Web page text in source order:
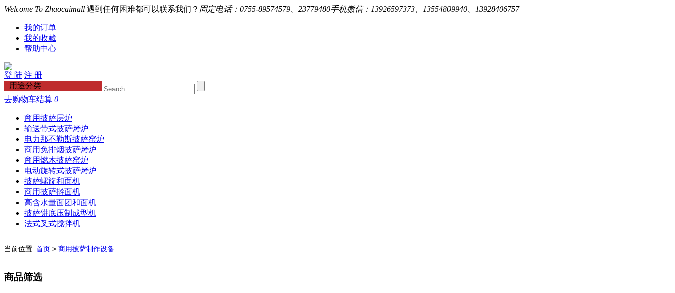
Welcome To Zhaocaimall 遇到任何困难都可以联系我们？ 固定电话：0755-89574579、23779480手机微信：13926597373、13554809940、13928406757
我的订单|
我的收藏|
帮助中心
登 陆 注 册
用途分类
去购物车结算 0
商用披萨层炉
输送带式披萨烤炉
电力那不勒斯披萨窑炉
商用免排烟披萨烤炉
商用燃木披萨窑炉
电动旋转式披萨烤炉
披萨螺旋和面机
商用披萨擀面机
高含水量面团和面机
披萨饼底压制成型机
法式叉式搅拌机
当前位置: 首页 > 商用披萨制作设备
商品筛选